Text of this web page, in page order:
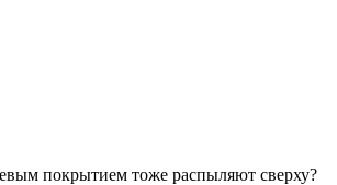
покрытием тоже распыляют сверху?